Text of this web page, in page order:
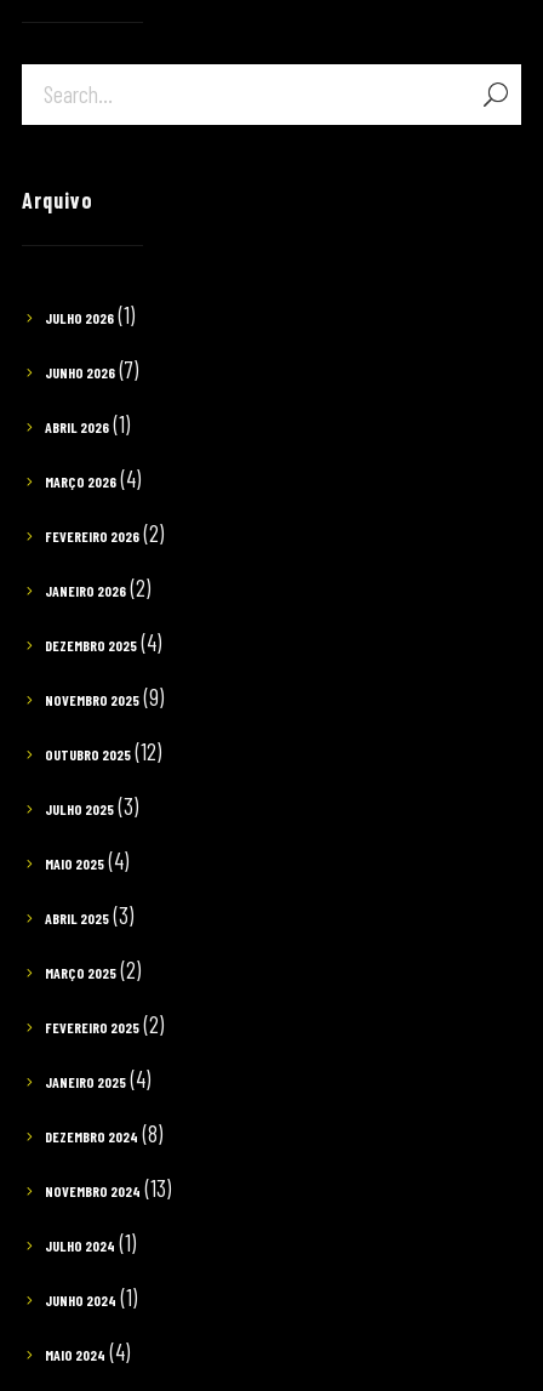
Arquivo
JULHO 2026(1)
JUNHO 2026(7)
ABRIL 2026(1)
MARÇO 2026(4)
FEVEREIRO 2026(2)
JANEIRO 2026(2)
DEZEMBRO 2025(4)
NOVEMBRO 2025(9)
OUTUBRO 2025(12)
JULHO 2025(3)
MAIO 2025(4)
ABRIL 2025(3)
MARÇO 2025(2)
FEVEREIRO 2025(2)
JANEIRO 2025(4)
DEZEMBRO 2024 (8)
NOVEMBRO 2024 (13)
JULHO 2024 (1)
JUNHO 2024 (1)
MAIO 2024 (4)